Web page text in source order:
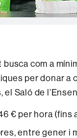
busca com a
per donar
Saló de
€ per hora (fins
entre gener i